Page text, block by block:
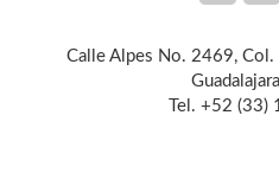
Calle Alpes No. 2469, Col.
Tel. +52